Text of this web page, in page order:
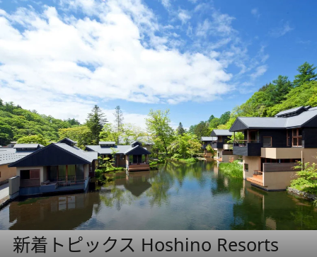
新着トピックス Hoshino Resorts